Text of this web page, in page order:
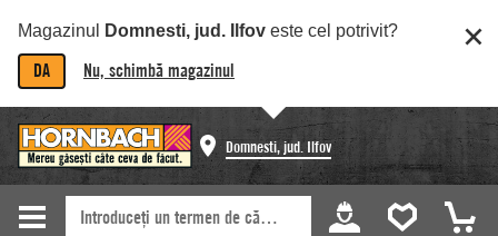
Magazinul Domnesti, jud. Ilfov este cel potrivit?
DA Nu, schimbă magazinul
Domnesti, jud. Ilfov